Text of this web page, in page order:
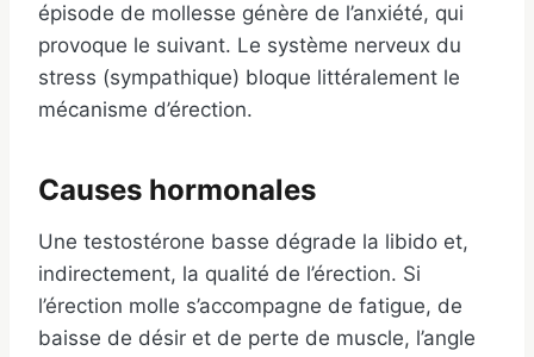
épisode de mollesse génère de l’anxiété, qui
provoque le suivant. Le système nerveux du
stress (sympathique) bloque littéralement le
mécanisme d’érection.
Causes hormonales
Une testostérone basse dégrade la libido et,
indirectement, la qualité de l’érection. Si
l’érection molle s’accompagne de fatigue, de
baisse de désir et de perte de muscle, l’angle